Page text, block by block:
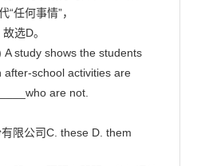
任何事情”，
选D。
study shows the students
after-school activities are
are not.
限公司C. these D. them